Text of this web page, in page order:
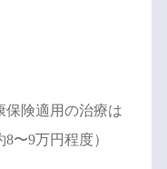
保険適用の治療は
〜9万円程度）